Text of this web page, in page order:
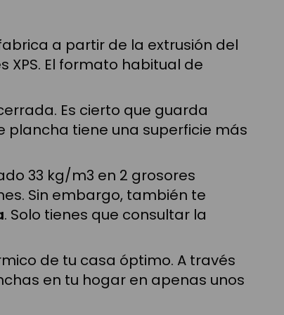
a partir de la extrusión del
El formato habitual de
Es cierto que guarda
plancha tiene una superficie más
33 kg/m3 en 2 grosores
Sin embargo, también te
. Solo tienes que consultar la
de tu casa óptimo. A través
en tu hogar en apenas unos